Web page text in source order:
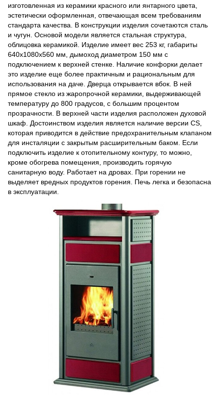
изготовленная из керамики красного или янтарного цвета,
эстетически оформленная, отвечающая всем требованиям
стандарта качества. В конструкции изделия сочетаются сталь
и чугун. Основой модели является стальная структура,
облицовка керамикой. Изделие имеет вес 253 кг, габариты
640х1080х560 мм, дымоход диаметром 150 мм с
подключением к верхней стенке. Наличие конфорки делает
это изделие еще более практичным и рациональным для
использования на даче. Дверца открывается вбок. В ней
прямое стекло из жаропрочной керамики, выдерживающей
температуру до 800 градусов, с большим процентом
прозрачности. В верхней части изделия расположен духовой
шкаф. Достоинством изделия является наличие версии CS,
которая приводится в действие предохранительным клапаном
для инсталяции с закрытым расширительным баком. Если
подключить изделие к отопительному контуру, то можно,
кроме обогрева помещения, производить горячую
санитарную воду. Работает на дровах. При горении не
выделяет вредных продуктов горения. Печь легка и безопасна
в эксплуатации.